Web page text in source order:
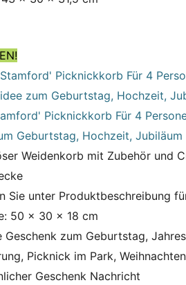
Picknickkorb Für 4
Geburtstag, Hochzeit, Jubiläum
Weidenkorb mit Zubehör und
Sie unter Produktbeschreibung
50 x 30 x 18 cm
Geschenk zum Geburtstag,
Picknick im Park,
Geschenk Nachricht